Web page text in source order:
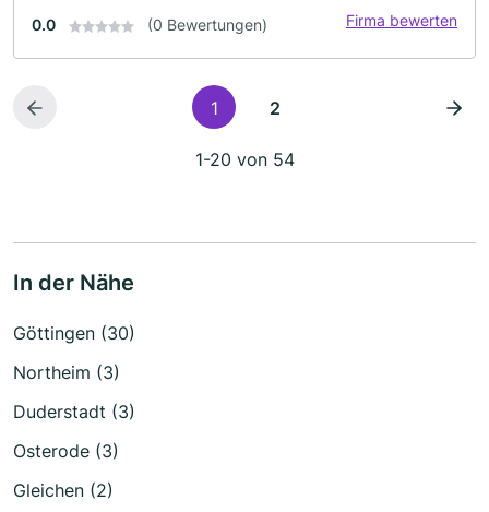
0.0 (0 Bewertungen) Firma bewerten
1 2
1-20 von 54
In der Nähe
Göttingen (30)
Northeim (3)
Duderstadt (3)
Osterode (3)
Gleichen (2)